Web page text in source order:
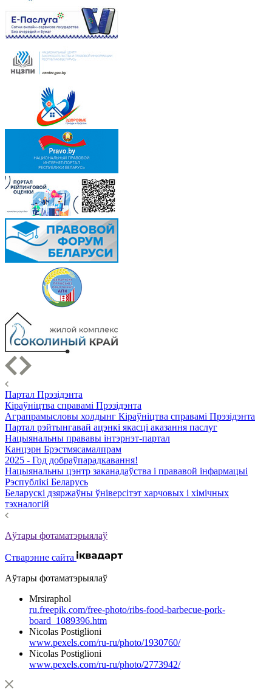
Партал Прэзідэнта
Кіраўніцтва справамі Прэзідэнта
Аграпрамысловы холдынг Кіраўніцтва справамі Прэзідэнта
Партал рэйтынгавай ацэнкі якасці аказання паслуг
Нацыянальны прававы інтэрнэт-партал
Канцэрн Брэстмясамалпрам
2025 - Год добраўпарадкавання!
Нацыянальны цэнтр заканадаўства і прававой інфармацыі
Рэспублікі Беларусь
Беларускі дзяржаўны ўніверсітэт харчовых і хімічных
тэхналогій
Аўтары фотаматэрыялаў
Стварэнне сайта
Аўтары фотаматэрыялаў
Mrsiraphol
ru.freepik.com/free-photo/ribs-food-barbecue-pork-
board_1089396.htm
Nicolas Postiglioni
www.pexels.com/ru-ru/photo/1930760/
Nicolas Postiglioni
www.pexels.com/ru-ru/photo/2773942/